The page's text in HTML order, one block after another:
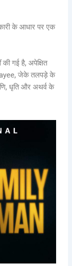
के आधार पर एक
की गई है, अपेक्षित
जेके तलपड़े के
धृति और अथर्व के